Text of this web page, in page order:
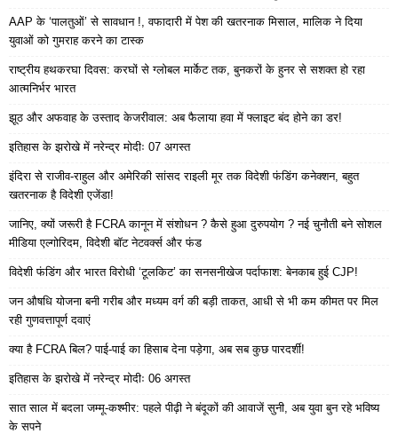
AAP के ‘पालतुओं’ से सावधान !, वफादारी में पेश की खतरनाक मिसाल, मालिक ने दिया
युवाओं को गुमराह करने का टास्क
राष्ट्रीय हथकरघा दिवस: करघों से ग्लोबल मार्केट तक, बुनकरों के हुनर से सशक्त हो रहा
आत्मनिर्भर भारत
झूठ और अफवाह के उस्ताद केजरीवाल: अब फैलाया हवा में फ्लाइट बंद होने का डर!
इतिहास के झरोखे में नरेन्द्र मोदीः 07 अगस्त
इंदिरा से राजीव-राहुल और अमेरिकी सांसद राइली मूर तक विदेशी फंडिंग कनेक्शन, बहुत
खतरनाक है विदेशी एजेंडा!
जानिए, क्यों जरूरी है FCRA कानून में संशोधन ? कैसे हुआ दुरुपयोग ? नई चुनौती बने सोशल
मीडिया एल्गोरिदम, विदेशी बॉट नेटवर्क्स और फंड
विदेशी फंडिंग और भारत विरोधी ‘टूलकिट’ का सनसनीखेज पर्दाफाश: बेनकाब हुई CJP!
जन औषधि योजना बनी गरीब और मध्यम वर्ग की बड़ी ताकत, आधी से भी कम कीमत पर मिल
रही गुणवत्तापूर्ण दवाएं
क्या है FCRA बिल? पाई-पाई का हिसाब देना पड़ेगा, अब सब कुछ पारदर्शी!
इतिहास के झरोखे में नरेन्द्र मोदीः 06 अगस्त
सात साल में बदला जम्मू-कश्मीर: पहले पीढ़ी ने बंदूकों की आवाजें सुनी, अब युवा बुन रहे भविष्य
के सपने